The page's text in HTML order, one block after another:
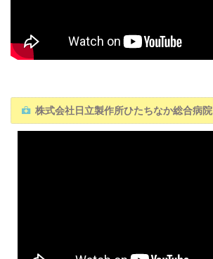
株式会社日立製作所ひたちなか総合病院